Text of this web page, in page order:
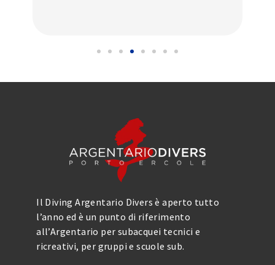
Il Diving Argentario Divers è aperto tutto
l’anno ed è un punto di riferimento
all’Argentario per subacquei tecnici e
ricreativi, per gruppi e scuole sub.